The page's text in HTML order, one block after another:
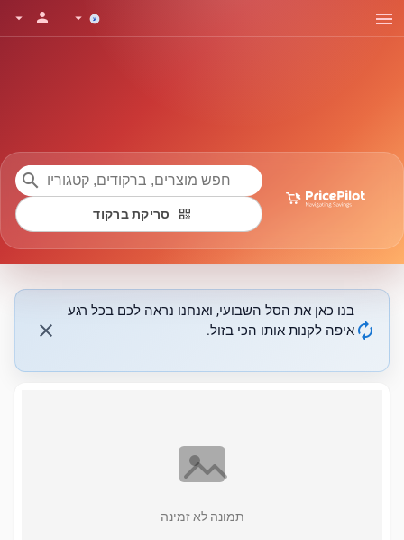
menu
arrow_drop_down
person
arrow_drop_down
search
qr_code סריקת ברקוד
autorenew
בנו כאן את הסל השבועי, ואנחנו נראה לכם בכל רגע
איפה לקנות אותו הכי בזול.
close
תמונה לא זמינה